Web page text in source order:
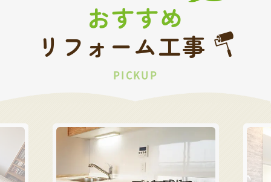
おすすめ
リフォーム工事
PICKUP